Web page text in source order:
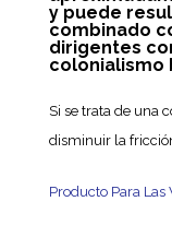
y puede
combinado
dirigentes
colonialismo
Si se trata de una
disminuir la
Producto Para